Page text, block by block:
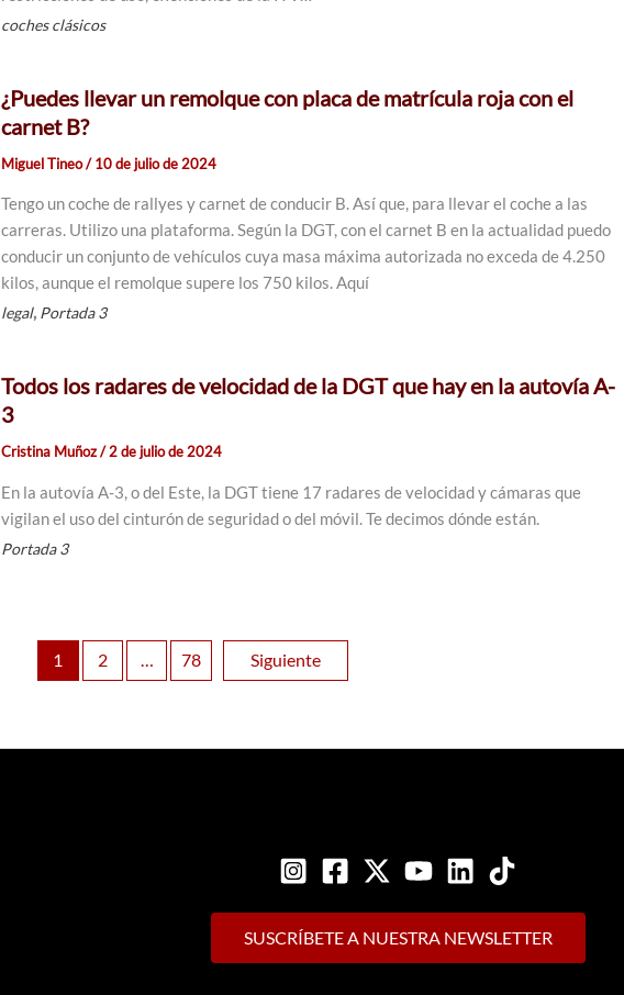
coches clásicos
¿Puedes llevar un remolque con placa de matrícula roja con el
carnet B?
Miguel Tineo/10 de julio de 2024
Tengo un coche de rallyes y carnet de conducir B. Así que, para llevar el coche a las
carreras. Utilizo una plataforma. Según la DGT, con el carnet B en la actualidad puedo
conducir un conjunto de vehículos cuya masa máxima autorizada no exceda de 4.250
kilos, aunque el remolque supere los 750 kilos. Aquí
legal, Portada 3
Todos los radares de velocidad de la DGT que hay en la autovía A-
3
Cristina Muñoz/2 de julio de 2024
En la autovía A-3, o del Este, la DGT tiene 17 radares de velocidad y cámaras que
vigilan el uso del cinturón de seguridad o del móvil. Te decimos dónde están.
Portada 3
1 2 … 78 Siguiente
SUSCRÍBETE A NUESTRA NEWSLETTER